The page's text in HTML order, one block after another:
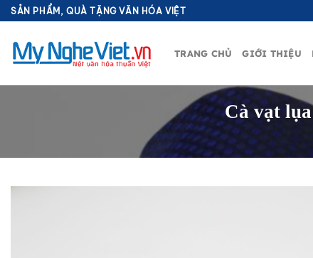
Bỏ
qua
nội
dung
SẢN PHẨM, QUÀ TẶNG VĂN HÓA VIỆT
TRANG CHỦ GIỚI THIỆU
Cà vạt